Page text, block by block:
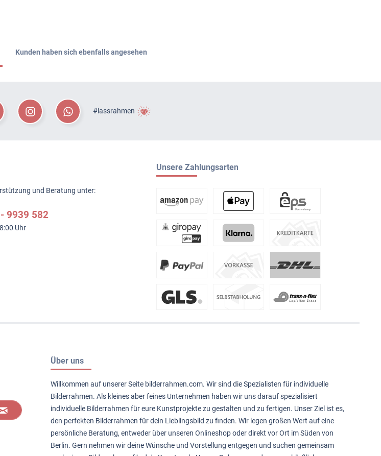
Kunden haben sich ebenfalls angesehen
#lassrahmen
und Beratung unter:
9939 582
Uhr
Unsere Zahlungsarten
Über uns
Willkommen auf unserer Seite bilderrahmen.com. Wir sind die Spezialisten für individuelle
Bilderrahmen. Als kleines aber feines Unternehmen haben wir uns darauf spezialisiert
individuelle Bilderrahmen für eure Kunstprojekte zu gestalten und zu fertigen. Unser Ziel ist es,
den perfekten Bilderrahmen für dein Lieblingsbild zu finden. Wir legen großen Wert auf eine
persönliche Beratung, entweder über unseren Onlineshop oder direkt vor Ort im Süden von
Berlin. Gern nehmen wir deine Wünsche und Vorstellung entgegen und suchen gemeinsam